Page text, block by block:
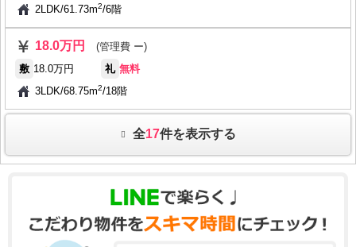
2LDK/61.73m2/6階
18.0万円
(管理費 ー)
敷 18.0万円 礼 無料
3LDK/68.75m2/18階
全17件を表示する